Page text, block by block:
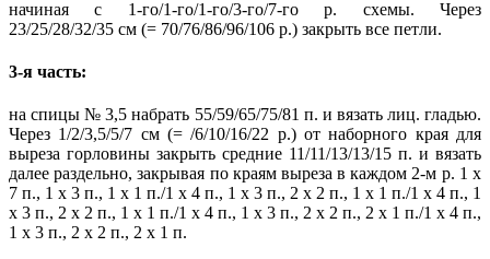
начиная с 1-го/1-го/1-го/3-го/7-го р. схемы. Через
23/25/28/32/35 см (= 70/76/86/96/106 р.) закрыть все петли.
3-я часть:
на спицы № 3,5 набрать 55/59/65/75/81 п. и вязать лиц. гладью.
Через 1/2/3,5/5/7 см (= /6/10/16/22 р.) от наборного края для
выреза горловины закрыть средние 11/11/13/13/15 п. и вязать
далее раздельно, закрывая по краям выреза в каждом 2-м р. 1 х
7 п., 1 х 3 п., 1 х 1 п./1 х 4 п., 1 х 3 п., 2 х 2 п., 1 х 1 п./1 х 4 п., 1
х 3 п., 2 х 2 п., 1 х 1 п./1 х 4 п., 1 х 3 п., 2 х 2 п., 2 х 1 п./1 х 4 п.,
1 х 3 п., 2 х 2 п., 2 х 1 п.